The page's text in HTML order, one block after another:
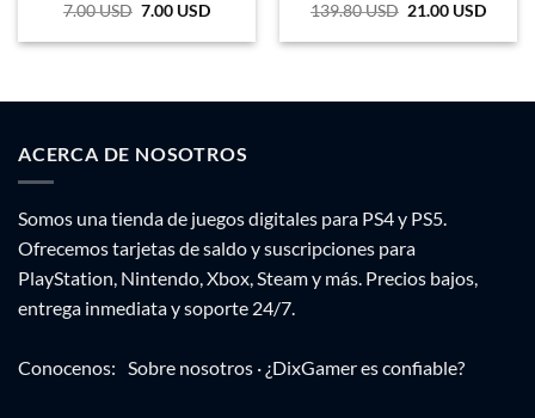
7.00USD El
original
7.00 USD
actual
139.80USD El
original
21.00 USD
actual
ACERCA DE NOSOTROS
Somos una tienda de juegos digitales para PS4 y PS5.
Ofrecemos tarjetas de saldo y suscripciones para
PlayStation, Nintendo, Xbox, Steam y más. Precios bajos,
entrega inmediata y soporte 24/7.
Conocenos: Sobre nosotros · ¿DixGamer es confiable?